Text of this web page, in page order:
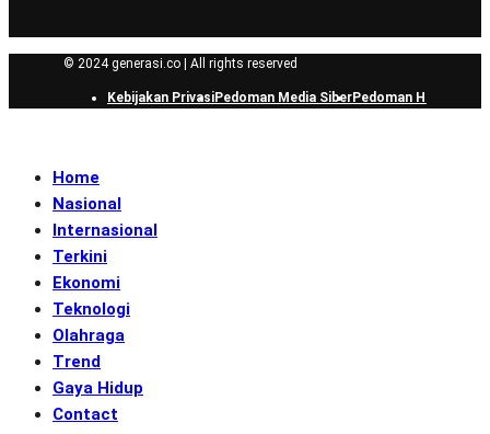
© 2024 generasi.co | All rights reserved
Kebijakan PrivasiPedoman Media SiberPedoman Hak Jawab
Home
Nasional
Internasional
Terkini
Ekonomi
Teknologi
Olahraga
Trend
Gaya Hidup
Contact